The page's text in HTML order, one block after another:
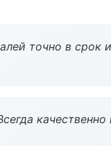
точно в срок
качественно